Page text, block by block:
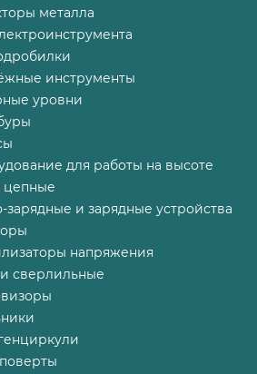
металла
инструменты
уровни
для работы на высоте
зарядные и зарядные устройства
напряжения
сверлильные